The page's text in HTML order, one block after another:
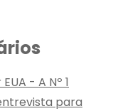
- A Nº 1
para